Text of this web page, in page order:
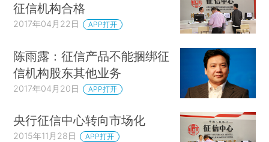
征信机构合格
2017年04月22日 APP打开
陈雨露：征信产品不能捆绑征
信机构股东其他业务
2017年04月20日 APP打开
央行征信中心转向市场化
2015年11月28日 APP打开